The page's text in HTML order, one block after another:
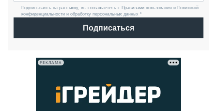
Подписываясь на рассылку, вы соглашаетесь с Правилами пользования и Политикой
конфиденциальности и обработку персональных данных *
Подписаться
РЕКЛАМА